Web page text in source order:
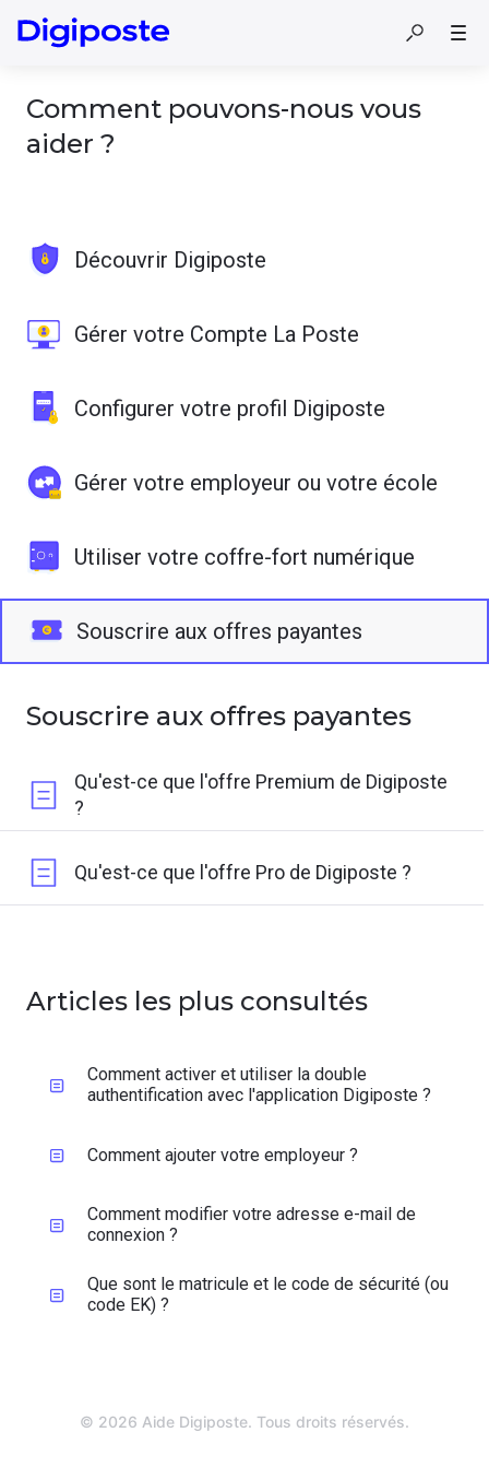
Comment pouvons-nous vous
aider ?
Découvrir Digiposte
Gérer votre Compte La Poste
Configurer votre profil Digiposte
Gérer votre employeur ou votre école
Utiliser votre coffre-fort numérique
Souscrire aux offres payantes
Souscrire aux offres payantes
Qu'est-ce que l'offre Premium de Digiposte
?
Qu'est-ce que l'offre Pro de Digiposte ?
Articles les plus consultés
Comment activer et utiliser la double
authentification avec l'application Digiposte ?​
Comment ajouter votre employeur ?
Comment modifier votre adresse e-mail de
connexion ?
Que sont le matricule et le code de sécurité (ou
code EK) ?
© 2026 Aide Digiposte. Tous droits réservés.